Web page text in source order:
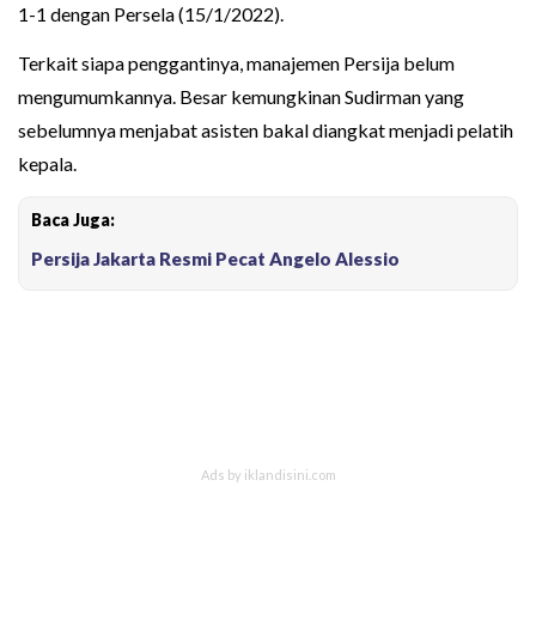
1-1 dengan Persela (15/1/2022).
Terkait siapa penggantinya, manajemen Persija belum
mengumumkannya. Besar kemungkinan Sudirman yang
sebelumnya menjabat asisten bakal diangkat menjadi pelatih
kepala.
Baca Juga:
Persija Jakarta Resmi Pecat Angelo Alessio